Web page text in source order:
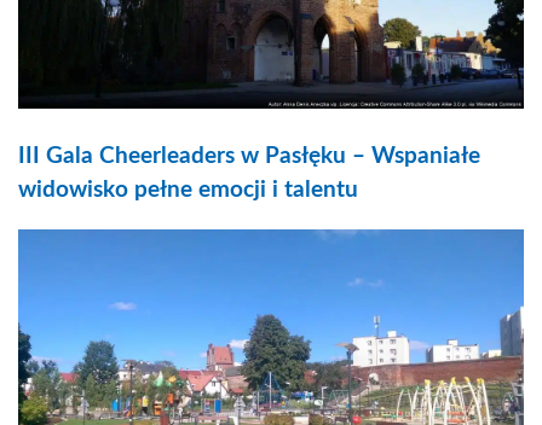
III Gala Cheerleaders w Pasłęku – Wspaniałe
widowisko pełne emocji i talentu